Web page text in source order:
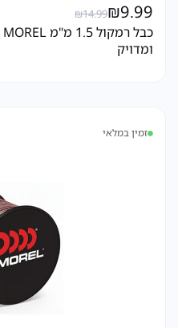
₪14.99₪9.99
ומדויק
זמין במלאי